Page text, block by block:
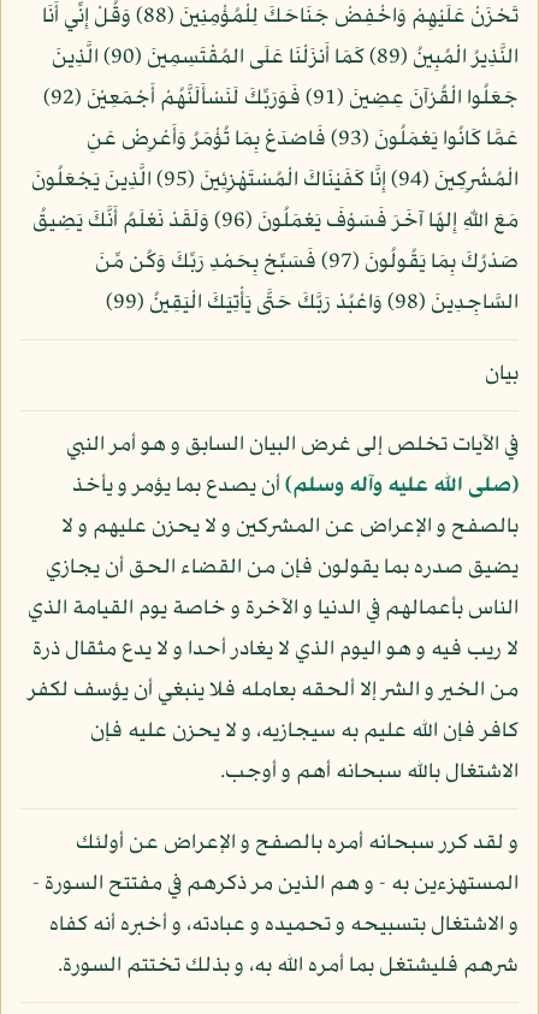
تَحْزَنْ عَلَيْهِمْ وَاخْفِضْ جَنَاحَكَ لِلْمُؤْمِنِينَ (88) وَقُلْ إِنِّي أَنَا
النَّذِيرُ الْمُبِينُ (89) كَمَا أَنزَلْنَا عَلَى المُقْتَسِمِينَ (90) الَّذِينَ
جَعَلُوا الْقُرْآنَ عِضِينَ (91) فَوَرَبِّكَ لَنَسْأَلَنَّهُمْ أَجْمَعِيْنَ (92)
عَمَّا كَانُوا يَعْمَلُونَ (93) فَاصْدَعْ بِمَا تُؤْمَرُ وَأَعْرِضْ عَنِ
الْمُشْرِكِينَ (94) إِنَّا كَفَيْنَاكَ الْمُسْتَهْزِئِينَ (95) الَّذِينَ يَجْعَلُونَ
مَعَ اللّهِ إِلهًا آخَرَ فَسَوْفَ يَعْمَلُونَ (96) وَلَقَدْ نَعْلَمُ أَنَّكَ يَضِيقُ
صَدْرُكَ بِمَا يَقُولُونَ (97) فَسَبِّحْ بِحَمْدِ رَبِّكَ وَكُن مِّنَ
السَّاجِدِينَ (98) وَاعْبُدْ رَبَّكَ حَتَّى يَأْتِيَكَ الْيَقِينُ (99)
بيان
في الآيات تخلص إلى غرض البيان السابق و هو أمر النبي
(صلى الله عليه وآله وسلم)أن يصدع بما يؤمر و يأخذ
بالصفح و الإعراض عن المشركين و لا يحزن عليهم و لا
يضيق صدره بما يقولون فإن من القضاء الحق أن يجازي
الناس بأعمالهم في الدنيا و الآخرة و خاصة يوم القيامة الذي
لا ريب فيه و هو اليوم الذي لا يغادر أحدا و لا يدع مثقال ذرة
من الخير و الشر إلا ألحقه بعامله فلا ينبغي أن يؤسف لكفر
كافر فإن الله عليم به سيجازيه، و لا يحزن عليه فإن
الاشتغال بالله سبحانه أهم و أوجب.
و لقد كرر سبحانه أمره بالصفح و الإعراض عن أولئك
المستهزءين به - و هم الذين مر ذكرهم في مفتتح السورة -
و الاشتغال بتسبيحه و تحميده و عبادته، و أخبره أنه كفاه
شرهم فليشتغل بما أمره الله به، و بذلك تختتم السورة.